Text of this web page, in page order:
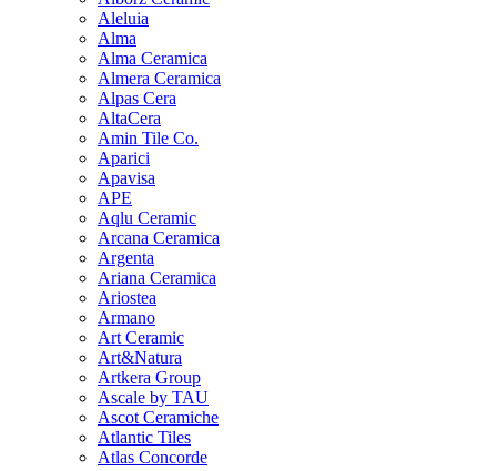
Aleluia
Alma
Alma Ceramica
Almera Ceramica
Alpas Cera
AltaCera
Amin Tile Co.
Aparici
Apavisa
APE
Aqlu Ceramic
Arcana Ceramica
Argenta
Ariana Ceramica
Ariostea
Armano
Art Ceramic
Art&Natura
Artkera Group
Ascale by TAU
Ascot Ceramiche
Atlantic Tiles
Atlas Concorde